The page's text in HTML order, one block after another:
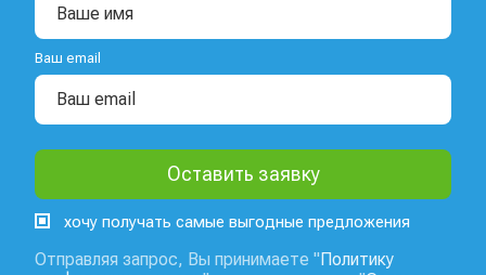
Ваш email
хочу получать самые выгодные предложения
Отправляя запрос, Вы принимаете " Политику